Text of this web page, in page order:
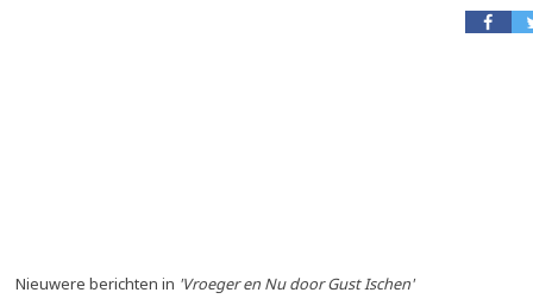
Nieuwere berichten in 'Vroeger en Nu door Gust Ischen'